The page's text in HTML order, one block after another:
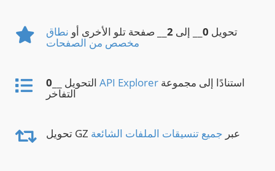
تحويل 0 __ إلى 2 __ صفحة تلو الأخرى أو نطاق
مخصص من الصفحات
0 API Explorer
التفاخر
تحويل GZ عبر جميع تنسيقات الملفات الشائعة